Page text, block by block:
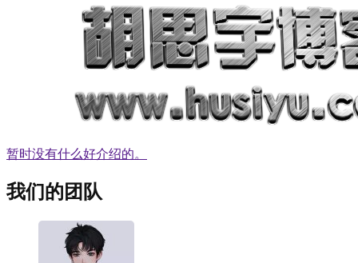
暂时没有什么好介绍的。
我们的团队